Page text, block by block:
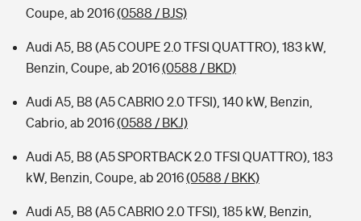
Coupe, ab 2016(0588 / BJS)
Audi A5, B8 (A5 COUPE 2.0 TFSI QUATTRO), 183 kW,
Benzin, Coupe, ab 2016(0588 / BKD)
Audi A5, B8 (A5 CABRIO 2.0 TFSI), 140 kW, Benzin,
Cabrio, ab 2016(0588 / BKJ)
Audi A5, B8 (A5 SPORTBACK 2.0 TFSI QUATTRO), 183
kW, Benzin, Coupe, ab 2016(0588 / BKK)
Audi A5, B8 (A5 CABRIO 2.0 TFSI), 185 kW, Benzin,